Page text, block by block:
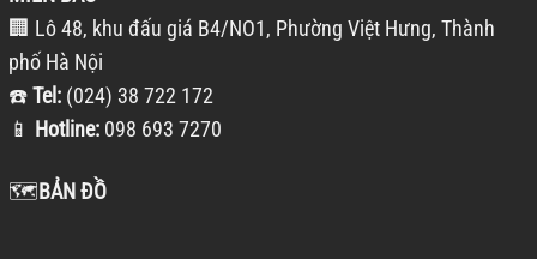
🏢 Lô 48, khu đấu giá B4/NO1, Phường Việt Hưng, Thành
phố Hà Nội
☎️Tel: (024) 38 722 172
📱 Hotline: 098 693 7270
🗺️BẢN ĐỒ